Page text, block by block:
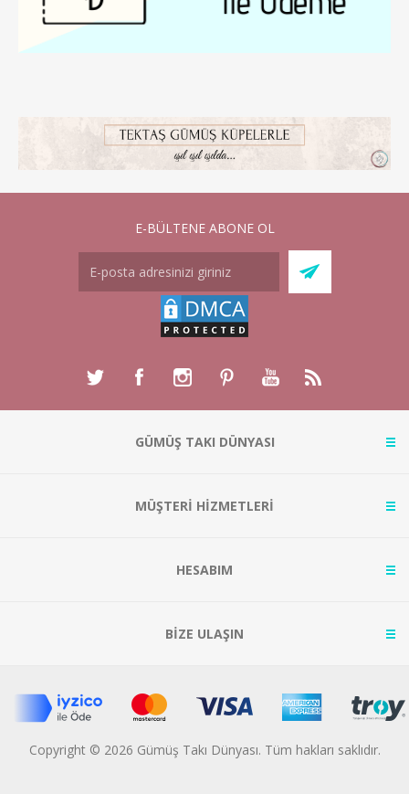
E-BÜLTENE ABONE OL
GÜMÜŞ TAKI DÜNYASI
MÜŞTERİ HİZMETLERİ
HESABIM
BİZE ULAŞIN
Copyright © 2026 Gümüş Takı Dünyası. Tüm hakları saklıdır.